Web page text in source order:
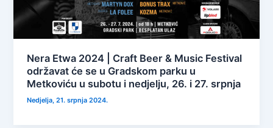
Nera Etwa 2024 | Craft Beer & Music Festival
održavat će se u Gradskom parku u
Metkoviću u subotu i nedjelju, 26. i 27. srpnja
Nedjelja, 21. srpnja 2024.